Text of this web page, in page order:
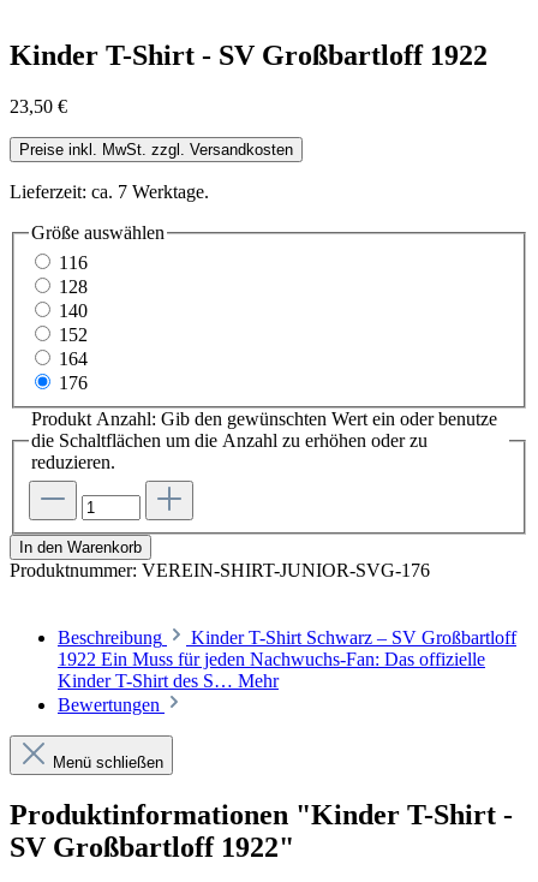
Kinder T-Shirt - SV Großbartloff 1922
23,50 €
Preise inkl. MwSt. zzgl. Versandkosten
Lieferzeit: ca. 7 Werktage.
Größe auswählen
116
128
140
152
164
176
Produkt Anzahl: Gib den gewünschten Wert ein oder benutze
die Schaltflächen um die Anzahl zu erhöhen oder zu
reduzieren.
In den Warenkorb
Produktnummer: VEREIN-SHIRT-JUNIOR-SVG-176
Beschreibung
Kinder T-Shirt Schwarz – SV Großbartloff
1922 Ein Muss für jeden Nachwuchs-Fan: Das offizielle
Kinder T-Shirt des S… Mehr
Bewertungen
Menü schließen
Produktinformationen "Kinder T-Shirt -
SV Großbartloff 1922"